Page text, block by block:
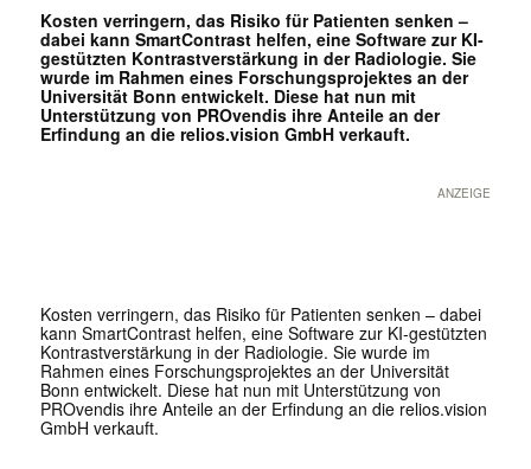
Kosten verringern, das Risiko für Patienten senken –
dabei kann SmartContrast helfen, eine Software zur KI-
gestützten Kontrastverstärkung in der Radiologie. Sie
wurde im Rahmen eines Forschungsprojektes an der
Universität Bonn entwickelt. Diese hat nun mit
Unterstützung von PROvendis ihre Anteile an der
Erfindung an die relios.vision GmbH verkauft.
ANZEIGE
Kosten verringern, das Risiko für Patienten senken – dabei
kann SmartContrast helfen, eine Software zur KI-gestützten
Kontrastverstärkung in der Radiologie. Sie wurde im
Rahmen eines Forschungsprojektes an der Universität
Bonn entwickelt. Diese hat nun mit Unterstützung von
PROvendis ihre Anteile an der Erfindung an die relios.vision
GmbH verkauft.